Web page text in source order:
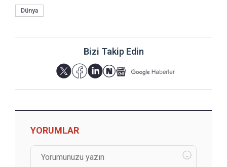
Dünya
Bizi Takip Edin
YORUMLAR